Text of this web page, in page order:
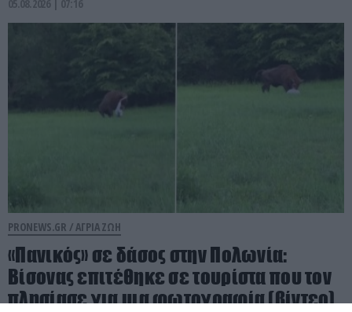
05.08.2026 | 07:16
PRONEWS.GR /ΑΓΡΙΑ ΖΩΗ
«Πανικός» σε δάσος στην Πολωνία:
Βίσονας επιτέθηκε σε τουρίστα που τον
πλησίασε για μια φωτογραφία (βίντεο)